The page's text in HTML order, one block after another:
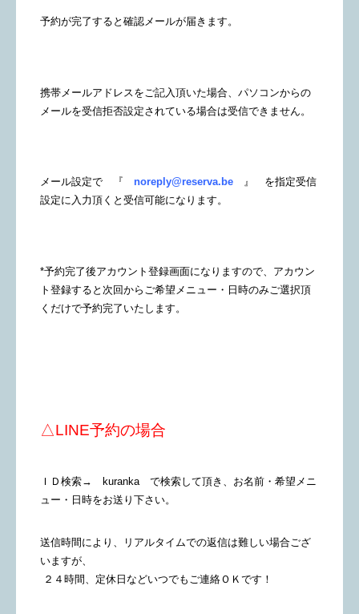
予約が完了すると確認メールが届きます。
携帯メールアドレスをご記入頂いた場合、パソコンからの
メールを受信拒否設定されている場合は受信できません。
メール設定で 『 noreply@reserva.be 』 を指定受信
設定に入力頂くと受信可能になります。
*予約完了後アカウント登録画面になりますので、アカウン
ト登録すると次回からご希望メニュー・日時のみご選択頂
くだけで予約完了いたします。
△LINE予約の場合
ＩＤ検索→ kuranka で検索して頂き、お名前・希望メニ
ュー・日時をお送り下さい。
送信時間により、リアルタイムでの返信は難しい場合ござ
いますが、
２４時間、定休日などいつでもご連絡ＯＫです！